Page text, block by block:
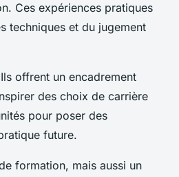
Ces expériences pratiques
techniques et du jugement
offrent un encadrement
des choix de carrière
pour poser des
future.
formation, mais aussi un